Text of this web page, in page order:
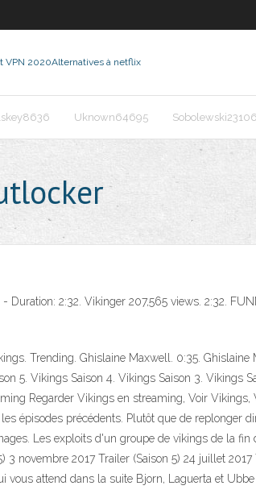
VPN 2020Alternatives à netflix
Uknown64695 Sobolewski23106
2:32. Vikinger 207,565 views. 2:32.
Trending. Ghislaine Maxwell. 0:35. Ghislaine
5. Vikings Saison 4. Vikings Saison 3. Vikings
Regarder Vikings en streaming, Voir
épisodes précédents. Plutôt que de replonger
Les exploits d'un groupe de vikings de la
3 novembre 2017 Trailer (Saison 5) 24 juillet
attend dans la suite Bjorn, Laguerta et